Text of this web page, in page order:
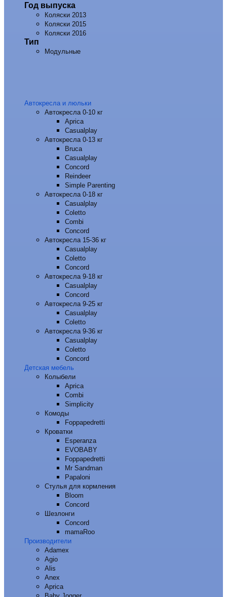
Год выпуска
Коляски 2013
Коляски 2015
Коляски 2016
Тип
Модульные
Автокресла и люльки
Автокресла 0-10 кг
Aprica
Casualplay
Автокресла 0-13 кг
Bruca
Casualplay
Concord
Reindeer
Simple Parenting
Автокресла 0-18 кг
Casualplay
Coletto
Combi
Concord
Автокресла 15-36 кг
Casualplay
Coletto
Concord
Автокресла 9-18 кг
Casualplay
Concord
Автокресла 9-25 кг
Casualplay
Coletto
Автокресла 9-36 кг
Casualplay
Coletto
Concord
Детская мебель
Колыбели
Aprica
Combi
Simplicity
Комоды
Foppapedretti
Кроватки
Esperanza
EVOBABY
Foppapedretti
Mr Sandman
Papaloni
Стулья для кормления
Bloom
Concord
Шезлонги
Concord
mamaRoo
Производители
Adamex
Agio
Alis
Anex
Aprica